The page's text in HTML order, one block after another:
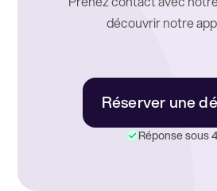
découvrir notre
Réserver une
Réponse sous